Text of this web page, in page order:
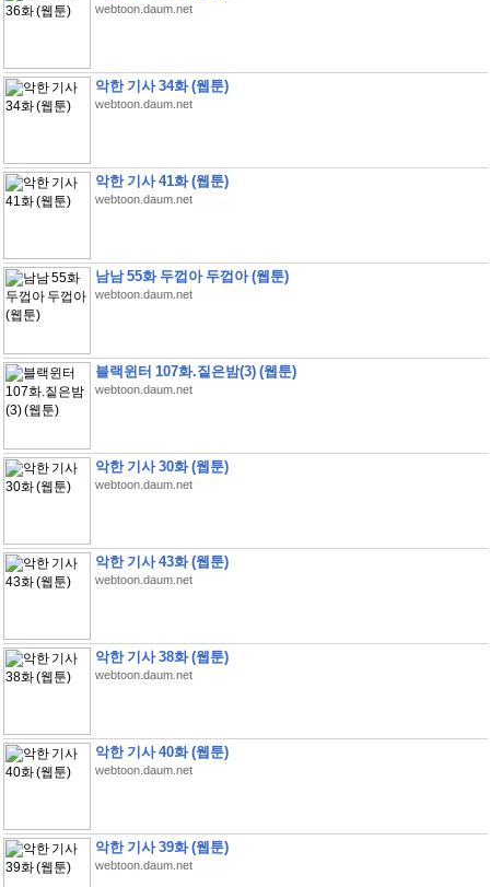
webtoon.daum.net
악한 기사 34화 (웹툰)
webtoon.daum.net
악한 기사 41화 (웹툰)
webtoon.daum.net
남남 55화 두껍아 두껍아 (웹툰)
webtoon.daum.net
블랙윈터 107화.짙은밤(3) (웹툰)
webtoon.daum.net
악한 기사 30화 (웹툰)
webtoon.daum.net
악한 기사 43화 (웹툰)
webtoon.daum.net
악한 기사 38화 (웹툰)
webtoon.daum.net
악한 기사 40화 (웹툰)
webtoon.daum.net
악한 기사 39화 (웹툰)
webtoon.daum.net